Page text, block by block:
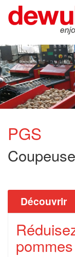
PGS
Découvrir